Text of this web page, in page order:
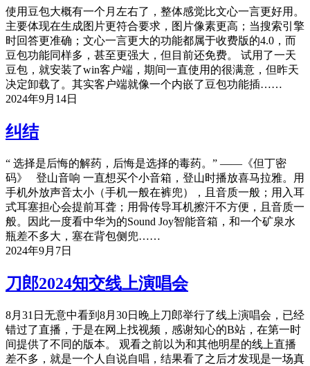
使用豆包大概有一个月左右了，整体感觉比文心一言更好用。
主要体现在生成图片更符合要求，图片像素更高；当搜索引擎
时回答更准确；文心一言更大的功能都属于收费版的4.0，而
豆包功能同样多，甚至更强大，但目前还免费。 试用了一天
豆包，就安装了win客户端，期间一直使用的很满意，但昨天
决定卸载了。其实客户端就像一个内嵌了豆包功能插……
2024年9月14日
纠结
“ 选择是后悔的解药，后悔是选择的毒药。” ——《但丁密
码》 登山音响 一直想买个小音箱，登山时播放喜马拉雅。用
手机外放声音太小（手机一般在裤兜），且音质一般；用入耳
式耳塞担心会提前耳聋；用骨传导耳机擦汗不方便，且音质一
般。因此一度看中华为的Sound Joy智能音箱，和一个矿泉水
瓶差不多大，塞在背包侧兜……
2024年9月7日
刀郎2024知交线上演唱会
8月31日无意中看到8月30日晚上刀郎举行了线上演唱会，已经
错过了直播，于是在网上找视频，感谢知心的B站，在第一时
间提供了不同的版本。 观看之前以为和其他明星的线上直播
差不多，就是一个人自说自唱，结果看了之后才发现是一场真